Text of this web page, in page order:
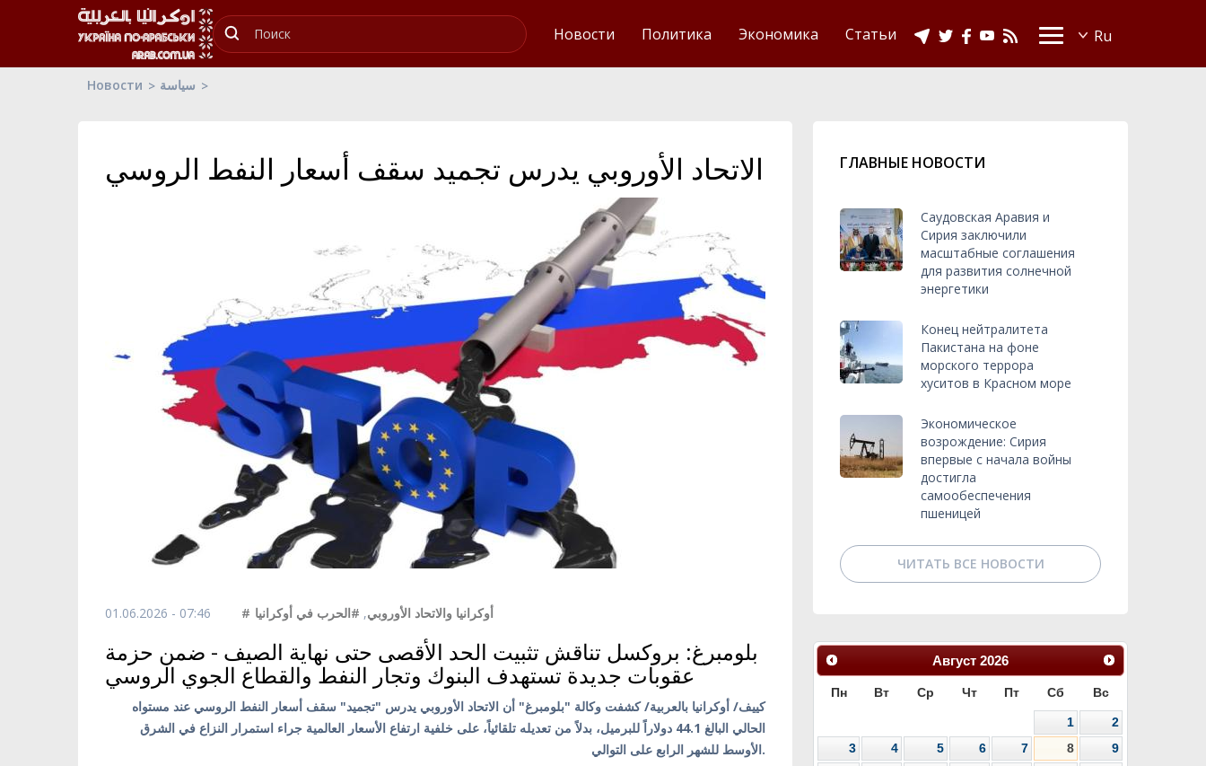
Новости Политика Экономика Статьи
Новости سياسة
الاتحاد الأوروبي يدرس تجميد سقف أسعار النفط الروسي
01.06.2026 - 07:46 #أوكرانيا والاتحاد الأوروبي, #الحرب في أوكرانيا
بلومبرغ: بروكسل تناقش تثبيت الحد الأقصى حتى نهاية الصيف - ضمن حزمة
عقوبات جديدة تستهدف البنوك وتجار النفط والقطاع الجوي الروسي
كييف/ أوكرانيا بالعربية/ كشفت وكالة "بلومبرغ" أن الاتحاد الأوروبي يدرس "تجميد" سقف أسعار النفط الروسي عند مستواه
الحالي البالغ 44.1 دولاراً للبرميل، بدلاً من تعديله تلقائياً، على خلفية ارتفاع الأسعار العالمية جراء استمرار النزاع في الشرق
الأوسط للشهر الرابع على التوالي.
ГЛАВНЫЕ НОВОСТИ
Саудовская Аравия и
Сирия заключили
масштабные соглашения
для развития солнечной
энергетики
Конец нейтралитета
Пакистана на фоне
морского террора
хуситов в Красном море
Экономическое
возрождение: Сирия
впервые с начала войны
достигла
самообеспечения
пшеницей
ЧИТАТЬ ВСЕ НОВОСТИ
Август 2026
Пн Вт Ср Чт Пт Сб Вс
1
2
3
4 5 6 7 8
9